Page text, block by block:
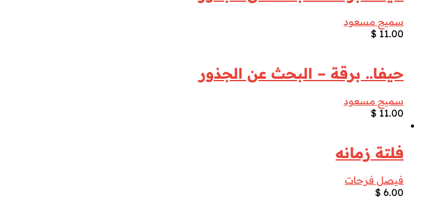
سميح مسعود
$ 11.00
حيفا.. برقة – البحث عن الجذور
سميح مسعود
$ 11.00
فلتة زمانه
فيصل فرحات
$ 6.00